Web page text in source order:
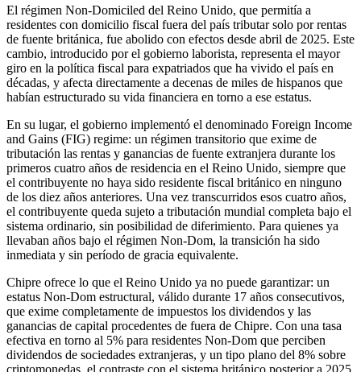
El régimen Non-Domiciled del Reino Unido, que permitía a
residentes con domicilio fiscal fuera del país tributar solo por rentas
de fuente británica, fue abolido con efectos desde abril de 2025. Este
cambio, introducido por el gobierno laborista, representa el mayor
giro en la política fiscal para expatriados que ha vivido el país en
décadas, y afecta directamente a decenas de miles de hispanos que
habían estructurado su vida financiera en torno a ese estatus.
En su lugar, el gobierno implementó el denominado Foreign Income
and Gains (FIG) regime: un régimen transitorio que exime de
tributación las rentas y ganancias de fuente extranjera durante los
primeros cuatro años de residencia en el Reino Unido, siempre que
el contribuyente no haya sido residente fiscal británico en ninguno
de los diez años anteriores. Una vez transcurridos esos cuatro años,
el contribuyente queda sujeto a tributación mundial completa bajo el
sistema ordinario, sin posibilidad de diferimiento. Para quienes ya
llevaban años bajo el régimen Non-Dom, la transición ha sido
inmediata y sin período de gracia equivalente.
Chipre ofrece lo que el Reino Unido ya no puede garantizar: un
estatus Non-Dom estructural, válido durante 17 años consecutivos,
que exime completamente de impuestos los dividendos y las
ganancias de capital procedentes de fuera de Chipre. Con una tasa
efectiva en torno al 5% para residentes Non-Dom que perciben
dividendos de sociedades extranjeras, y un tipo plano del 8% sobre
criptomonedas, el contraste con el sistema británico posterior a 2025